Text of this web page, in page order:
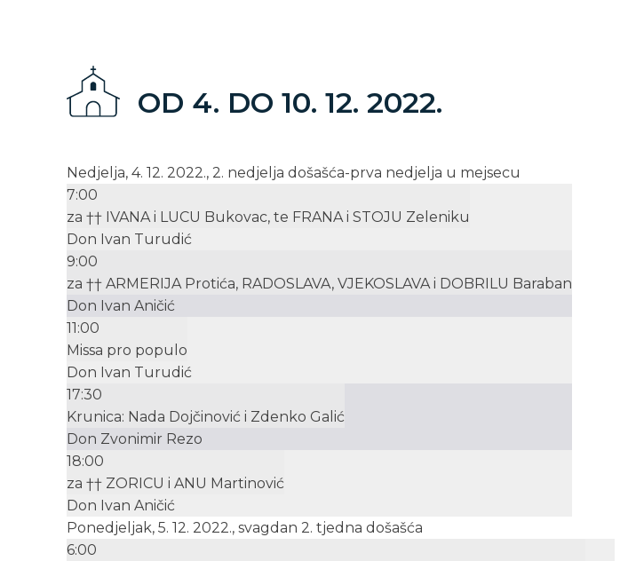
OD 4. DO 10. 12. 2022.
Nedjelja, 4. 12. 2022., 2. nedjelja došašća-prva nedjelja u mejsecu
7:00
za †† IVANA i LUCU Bukovac, te FRANA i STOJU Zeleniku
Don Ivan Turudić
9:00
za †† ARMERIJA Protića, RADOSLAVA, VJEKOSLAVA i DOBRILU Baraban
Don Ivan Aničić
11:00
Missa pro populo
Don Ivan Turudić
17:30
Krunica: Nada Dojčinović i Zdenko Galić
Don Zvonimir Rezo
18:00
za †† ZORICU i ANU Martinović
Don Ivan Aničić
Ponedjeljak, 5. 12. 2022., svagdan 2. tjedna došašća
6:00